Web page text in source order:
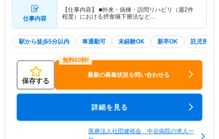
仕事内容
【仕事内容】 ■外来・病棟・訪問リハビリ（週2件
程度）における摂食嚥下療法など…
駅から徒歩5分以内 車通勤可 未経験OK 新卒OK 託児所・
保存する
最新の募集状況を問い合わせる
詳細を見る
医療法人社団健裕会 中谷病院の求人一